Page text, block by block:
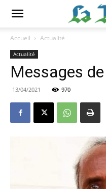
Accueil Actualité
Actualité
Messages
13/04/2021 970